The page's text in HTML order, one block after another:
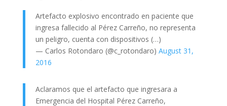
Artefacto explosivo encontrado en paciente que
ingresa fallecido al Pérez Carreño, no representa
un peligro, cuenta con dispositivos (…)
— Carlos Rotondaro (@c_rotondaro) August 31,
2016
Aclaramos que el artefacto que ingresara a
Emergencia del Hospital Pérez Carreño,